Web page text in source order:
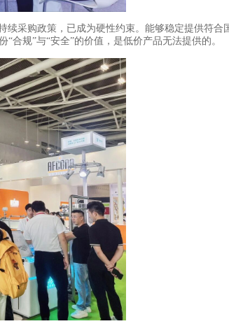
采购政策，已成为硬性约束。能够稳定提供符合
合规”与“安全”的价值，是低价产品无法提供的。